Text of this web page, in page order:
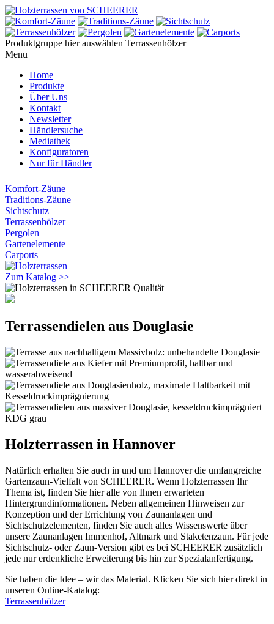
Produktgruppe hier auswählen Terrassenhölzer
Menu
Home
Produkte
Über Uns
Kontakt
Newsletter
Händlersuche
Mediathek
Konfiguratoren
Nur für Händler
Komfort-Zäune
Traditions-Zäune
Sichtschutz
Terrassenhölzer
Pergolen
Gartenelemente
Carports
Zum Katalog >>
Terrassendielen aus Douglasie
Holzterrassen in Hannover
Natürlich erhalten Sie auch in und um Hannover die umfangreiche
Gartenzaun-Vielfalt von SCHEERER. Wenn Holzterrassen Ihr
Thema ist, finden Sie hier alle von Ihnen erwarteten
Hintergrundinformationen. Neben allgemeinen Hinweisen zur
Konzeption und der Errichtung von Zaunanlagen und
Sichtschutzelementen, finden Sie auch alles Wissenswerte über
unsere Zaunanlagen Immenhof, Altmark und Staketenzaun. Für jede
Sichtschutz- oder Zaun-Version gibt es bei SCHEERER zusätzlich
jede nur erdenkliche Erweiterung bis hin zur Spezialanfertigung.
Sie haben die Idee – wir das Material. Klicken Sie sich hier direkt in
unseren Online-Katalog:
Terrassenhölzer